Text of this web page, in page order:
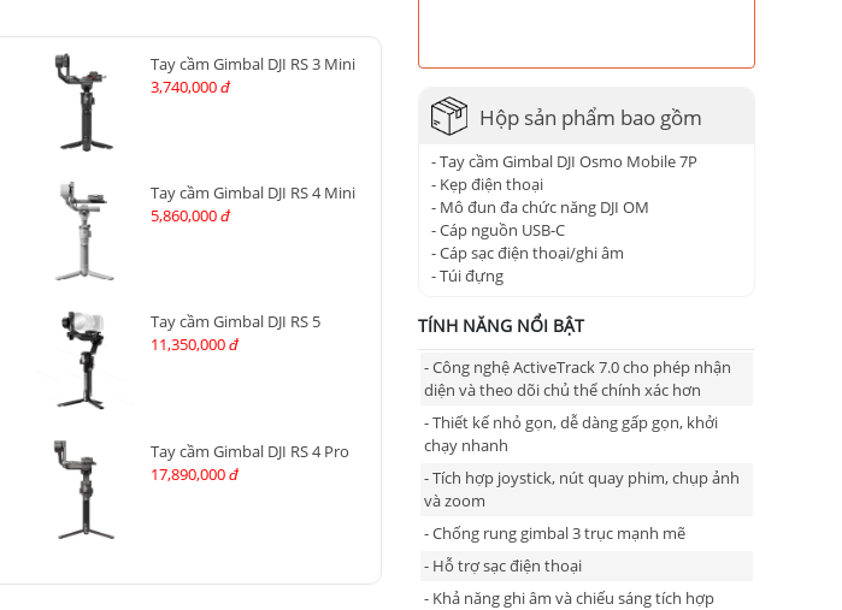
Tay cầm Gimbal DJI RS 3 Mini
3,740,000 đ
Tay cầm Gimbal DJI RS 4 Mini
5,860,000 đ
Tay cầm Gimbal DJI RS 5
11,350,000 đ
Tay cầm Gimbal DJI RS 4 Pro
17,890,000 đ
Hộp sản phẩm bao gồm
- Tay cầm Gimbal DJI Osmo Mobile 7P
- Kẹp điện thoại
- Mô đun đa chức năng DJI OM
- Cáp nguồn USB-C
- Cáp sạc điện thoại/ghi âm
- Túi đựng
TÍNH NĂNG NỔI BẬT
- Công nghệ ActiveTrack 7.0 cho phép nhận
diện và theo dõi chủ thể chính xác hơn
- Thiết kế nhỏ gọn, dễ dàng gấp gọn, khởi
chạy nhanh
- Tích hợp joystick, nút quay phim, chụp ảnh
và zoom
- Chống rung gimbal 3 trục mạnh mẽ
- Hỗ trợ sạc điện thoại
- Khả năng ghi âm và chiếu sáng tích hợp